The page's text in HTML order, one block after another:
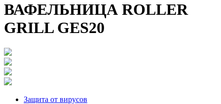
ВАФЕЛЬНИЦА ROLLER
GRILL GES20
Защита от вирусов